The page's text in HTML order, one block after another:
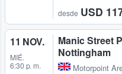
desde USD
11 NOV.
MIÉ.
6:30 p. m.
Manic Street
Nottingham
Motorpoint